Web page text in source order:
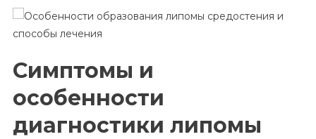
Симптомы и
особенности
диагностики липомы